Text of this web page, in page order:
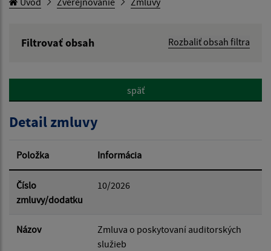
Filtrovať obsah
Rozbaliť obsah filtra
Hľadať v:
Dátum od:
Dátum do:
späť
Detail zmluvy
Položka Informácia
Číslo
zmluvy/dodatku
10/2026
Názov
Zmluva o poskytovaní auditorských
služieb